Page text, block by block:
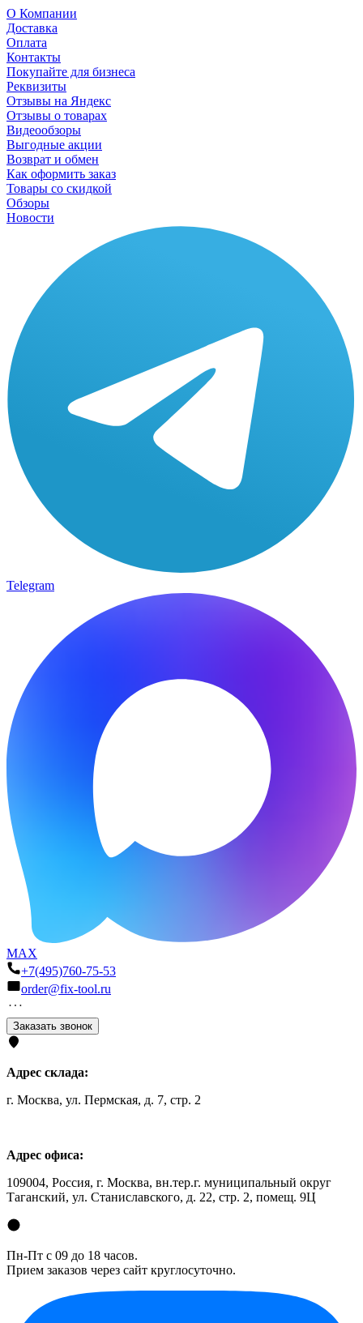
О Компании
Доставка
Оплата
Контакты
Покупайте для бизнеса
Реквизиты
Отзывы на Яндекс
Отзывы о товарах
Видеообзоры
Выгодные акции
Возврат и обмен
Как оформить заказ
Товары со скидкой
Обзоры
Новости
Telegram
MAX
+7(495)760-75-53
order@fix-tool.ru
Заказать звонок
Адрес склада:
г. Москва, ул. Пермская, д. 7, стр. 2
Адрес офиса:
109004, Россия, г. Москва, вн.тер.г. муниципальный округ
Таганский, ул. Станиславского, д. 22, стр. 2, помещ. 9Ц
Пн-Пт с 09 до 18 часов.
Прием заказов через сайт круглосуточно.